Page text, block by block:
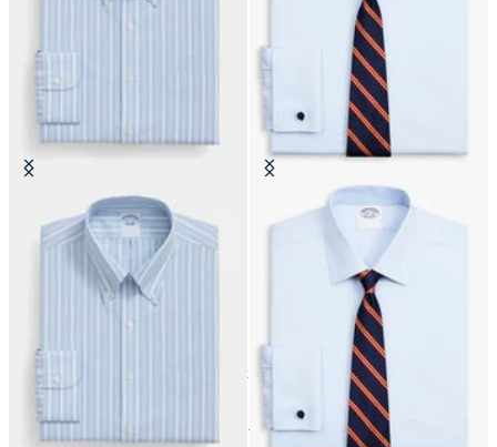
Chemise Regular Fit Non-Iron
Oxford avec col Button Down
Chemise Regular Fit Non-Iron
Oxford avec col Ainsley
32produits
Sélection de chemises bleu clair pour homme